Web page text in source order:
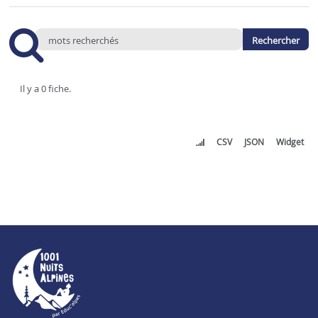
Il y a 0 fiche.
CSV JSON Widget